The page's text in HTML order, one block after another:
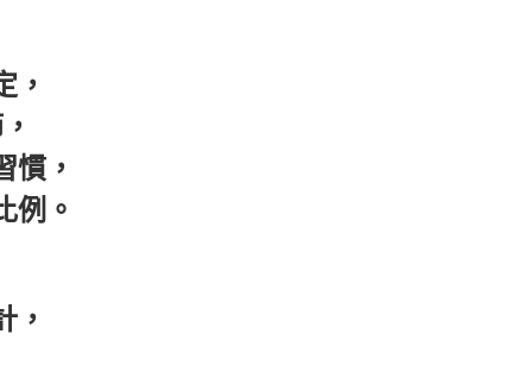
滿NT$6,000(含以上)免運費
，
慣，
例。
，